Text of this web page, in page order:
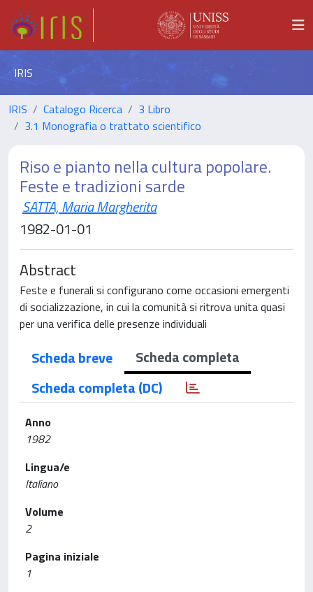
IRIS
IRIS Catalogo Ricerca
3 Libro
3.1 Monografia o trattato scientifico
Riso e pianto nella cultura popolare.
Feste e tradizioni sarde
SATTA, Maria Margherita
1982-01-01
Abstract
Feste e funerali si configurano come occasioni emergenti
di socializzazione, in cui la comunità si ritrova unita quasi
per una verifica delle presenze individuali
Scheda breve
Scheda completa
Scheda completa (DC)
Anno
1982
Lingua/e
Italiano
Volume
2
Pagina iniziale
1